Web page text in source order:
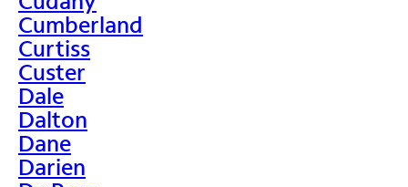
Cumberland
Curtiss
Custer
Dale
Dalton
Dane
Darien